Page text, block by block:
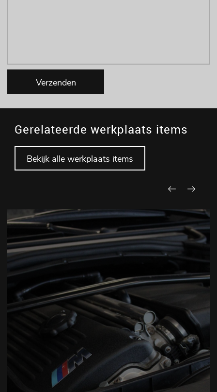
Verzenden
Gerelateerde werkplaats items
Bekijk alle werkplaats items
Met goed en tijdig onderhoud voorkomt u reparaties.
Bovendien is het onderhouden van uw auto belangrijk voor
uw veiligheid. Bij Van Harten Automotive in Renswoude
helpen we u graag. Bij ons kunt u rekenen op vakkundig
onderhoud tegen scherpe tarieven.